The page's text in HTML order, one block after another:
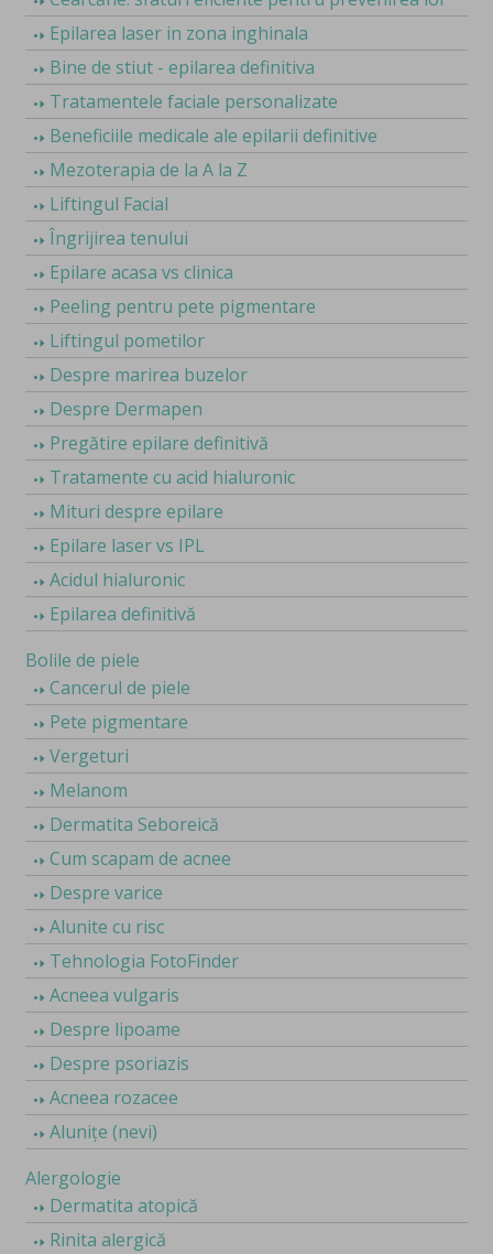
Epilarea laser in zona inghinala
Bine de stiut - epilarea definitiva
Tratamentele faciale personalizate
Beneficiile medicale ale epilarii definitive
Mezoterapia de la A la Z
Liftingul Facial
Îngrijirea tenului
Epilare acasa vs clinica
Peeling pentru pete pigmentare
Liftingul pometilor
Despre marirea buzelor
Despre Dermapen
Pregătire epilare definitivă
Tratamente cu acid hialuronic
Mituri despre epilare
Epilare laser vs IPL
Acidul hialuronic
Epilarea definitivă
Bolile de piele
Cancerul de piele
Pete pigmentare
Vergeturi
Melanom
Dermatita Seboreică
Cum scapam de acnee
Despre varice
Alunite cu risc
Tehnologia FotoFinder
Acneea vulgaris
Despre lipoame
Despre psoriazis
Acneea rozacee
Alunițe (nevi)
Alergologie
Dermatita atopică
Rinita alergică